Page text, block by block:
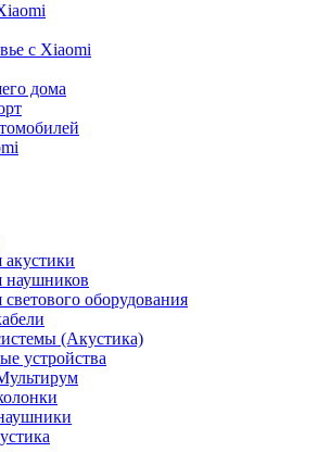
с Xiaomi
дома
акустики
наушников
оборудования
(Акустика)
устройства